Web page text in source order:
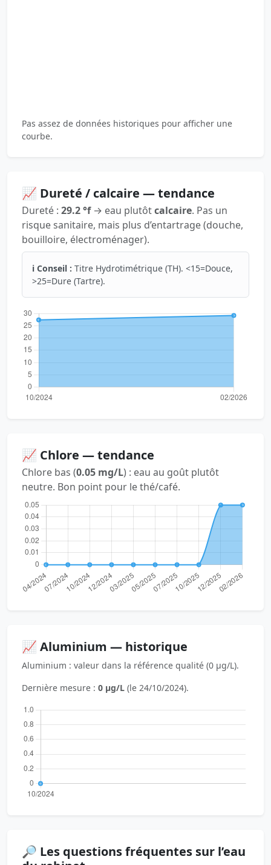
Pas assez de données historiques pour afficher une
courbe.
📈 Dureté / calcaire — tendance
Dureté : 29.2 °f→ eau plutôtcalcaire. Pas un
risque sanitaire, mais plus d’entartrage (douche,
bouilloire, électroménager).
ℹ️ Conseil : Titre Hydrotimétrique (TH). <15=Douce,
>25=Dure (Tartre).
📈 Chlore — tendance
Chlore bas (0.05 mg/L) : eau au goût plutôt
neutre. Bon point pour le thé/café.
📈 Aluminium — historique
Aluminium : valeur dans la référence qualité (0 µg/L).
Dernière mesure : 0 µg/L (le 24/10/2024).
🔎 Les questions fréquentes sur l’eau